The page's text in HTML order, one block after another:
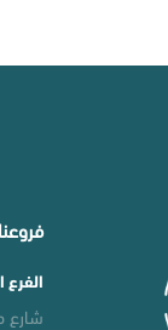
الفرع
شارع